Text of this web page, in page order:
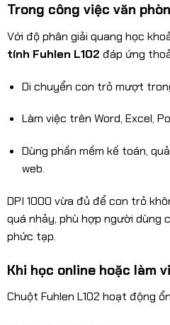
Trong công việc văn
Với độ phân giải quang học
tính Fuhlen L102 đáp ứng
Di chuyển con trỏ mượt
Làm việc trên Word, Excel,
Dùng phần mềm kế toán,
web.
DPI 1000 vừa đủ để con trỏ
quá nhảy, phù hợp người dùng
phức tạp.
Khi học online hoặc làm
Chuột Fuhlen L102 hoạt động